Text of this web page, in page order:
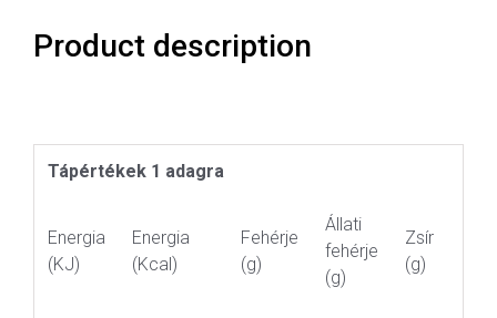
Product description
Tápértékek 1 adagra
Energia
(KJ)
Energia
(Kcal)
Fehérje
(g)
Állati
fehérje
(g)
Zsír
(g)